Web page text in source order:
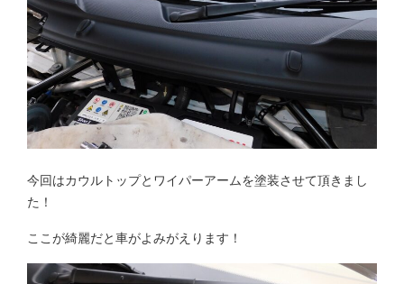
今回はカウルトップとワイパーアームを塗装させて頂きまし
た！
ここが綺麗だと車がよみがえります！